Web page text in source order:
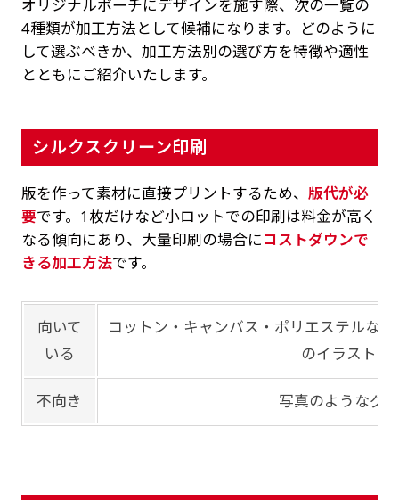
オリジナルポーチにデザインを施す際、次の一覧の
4種類が加工方法として候補になります。どのように
して選ぶべきか、加工方法別の選び方を特徴や適性
とともにご紹介いたします。
シルクスクリーン印刷
版を作って素材に直接プリントするため、 版代が必
要です。1枚だけなど小ロットでの印刷は料金が高く
なる傾向にあり、大量印刷の場合にコストダウンで
きる加工方法です。
向いて
いる
コットン・キャンバス・ポリエステルな
のイラスト、
不向き 写真のようなグ